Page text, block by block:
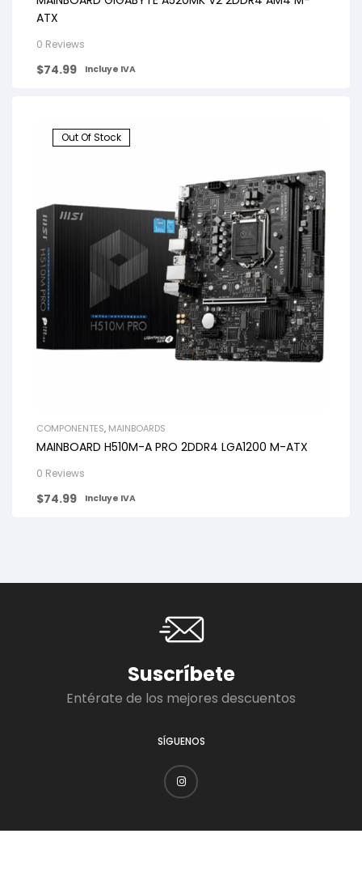
ATX
0 Reviews
$74.99 Incluye IVA
Out Of Stock
COMPONENTES, MAINBOARDS
MAINBOARD H510M-A PRO 2DDR4 LGA1200 M-ATX
0 Reviews
$74.99 Incluye IVA
Suscríbete
Entérate de los mejores descuentos
SÍGUENOS